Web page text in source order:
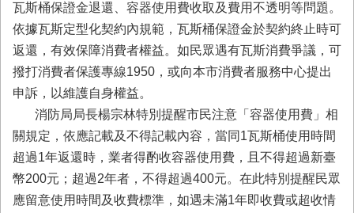
務/
資
訊
服
務
宣
導
民
力
瓦斯桶保證金退還、容器使用費收取及費用不透明等問題。
依據瓦斯定型化契約內規範，瓦斯桶保證金於契約終止時可
返還，有效保障消費者權益。如民眾遇有瓦斯消費爭議，可
撥打消費者保護專線1950，或向本市消費者服務中心提出
申訴，以維護自身權益。
消防局局長楊宗林特別提醒市民注意「容器使用費」相
關規定，依應記載及不得記載內容，當同1瓦斯桶使用時間
超過1年返還時，業者得酌收容器使用費，且不得超過新臺
幣200元；超過2年者，不得超過400元。在此特別提醒民眾
應留意使用時間及收費標準，如遇未滿1年即收費或超收情